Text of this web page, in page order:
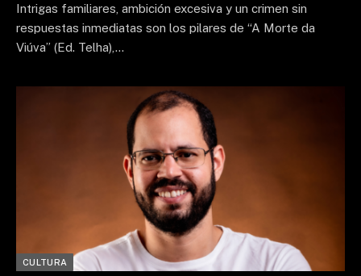
Intrigas familiares, ambición excesiva y un crimen sin
respuestas inmediatas son los pilares de “A Morte da
Viúva” (Ed. Telha),…
CULTURA